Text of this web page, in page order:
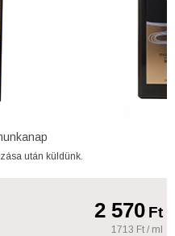
után küldünk.
2 570Ft
1713 Ft / ml